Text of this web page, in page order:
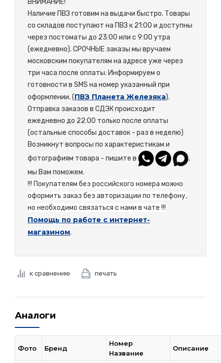
ВНИМАНИЕ!
Наличие ПВЗ готовим на выдачи быстро. Товары
со складов поступают на ПВЗ к 21:00 и доступны
через постоматы до 23:00 или с 9:00 утра
(ежедневно). СРОЧНЫЕ заказы мы вручаем
московским покупателям на адресе уже через
три часа после оплаты. Информируем о
готовности в SMS на номер указанный при
оформлении. (ПВЗ Планета Железяка).
Отправка заказов в СДЭК происходит
ежедневно до 22:00 только после оплаты
(остальные способы доставок - раз в неделю)
Возникнут вопросы по характеристикам и
фотографиям товара - пишите в
,
мы Вам поможем.
!!! Покупателям без российского номера можно
оформить заказ без авторизации по телефону,
но необходимо связаться с нами в чате !!!
Помощь по работе с интернет-
магазином.
к сравнению печать
Аналоги
Фото Бренд
Номер
Название
Описание